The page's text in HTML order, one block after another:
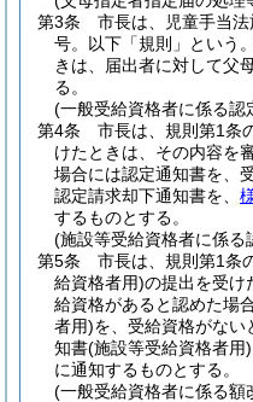
第3条
市長は、児童手当法
号。以下「規則」という
きは、届出者に対して父
る。
(一般受給資格者に係る認
第4条
市長は、規則第1条
けたときは、その内容を
場合には認定通知書を、
認定請求却下通知書を、
するものとする。
(施設等受給資格者に係る
第5条
市長は、規則第1条
給資格者用)の提出を受け
給資格があると認めた場
者用)を、受給資格がない
知書(施設等受給資格者用)
に通知するものとする。
(一般受給資格者に係る額